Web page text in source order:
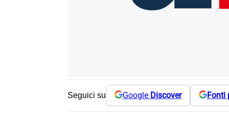
Seguici su Google Discover Fonti